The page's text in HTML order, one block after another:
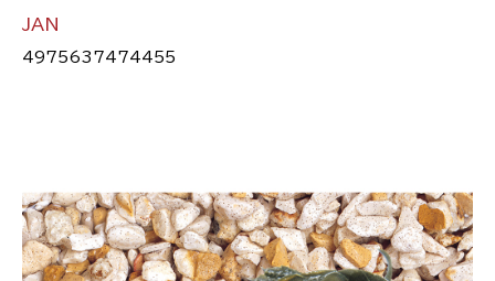
JAN
4975637474455